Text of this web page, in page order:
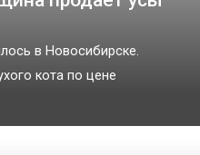
в Новосибирске.
кота по цене